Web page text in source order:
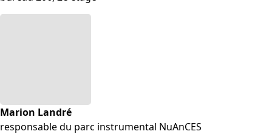
Marion Landré
responsable du parc instrumental NuAnCES